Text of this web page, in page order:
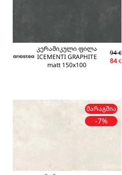
კერამიკული ფილა
ICEMENTI GRAPHITE
matt 150x100
94€
84€
ᲛᲐᲠᲐᲒᲨᲘᲐ
-7%